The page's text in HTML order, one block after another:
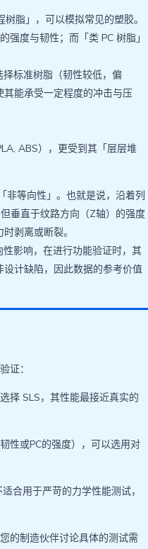
脂」，可以模拟常见的塑胶。
强度与韧性；而「类 PC 树脂」
标准树脂（韧性较低，偏
能承受一定程度的冲击与压
ABS），更受到其「层层堆
非等向性」。也就是说，沿着列
垂直于纹路方向（Z轴）的强度
剥离或断裂。
影响，在进行功能验证时，其
计缺陷，因此数据的参考价值
证：
择 SLS，其性能最接近真实的
性或PC的强度），可以选用对
合用于严苛的力学性能测试，
的制造伙伴讨论具体的测试需